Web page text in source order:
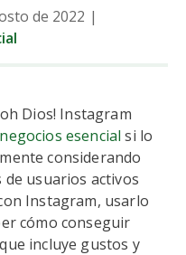
de 2022 |
Dios! Instagram
esencial si lo
considerando
de usuarios activos
Instagram, usarlo
cómo conseguir
incluye gustos y